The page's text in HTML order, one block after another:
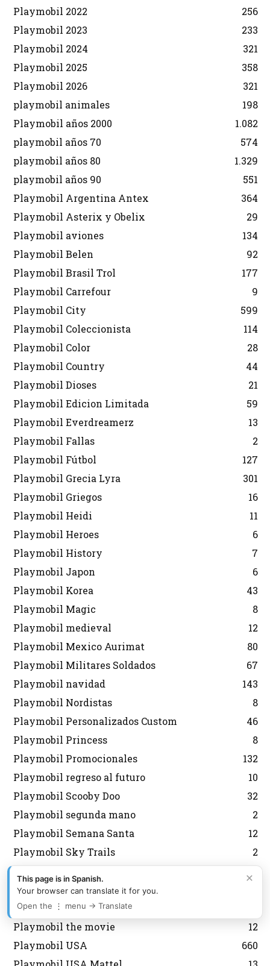
Playmobil 2022
256
Playmobil 2023
233
Playmobil 2024
321
Playmobil 2025
358
Playmobil 2026
321
playmobil animales
198
Playmobil años 2000
1.082
playmobil años 70
574
playmobil años 80
1.329
playmobil años 90
551
Playmobil Argentina Antex
364
Playmobil Asterix y Obelix
29
Playmobil aviones
134
Playmobil Belen
92
Playmobil Brasil Trol
177
Playmobil Carrefour
9
Playmobil City
599
Playmobil Coleccionista
114
Playmobil Color
28
Playmobil Country
44
Playmobil Dioses
21
Playmobil Edicion Limitada
59
Playmobil Everdreamerz
13
Playmobil Fallas
2
Playmobil Fútbol
127
Playmobil Grecia Lyra
301
Playmobil Griegos
16
Playmobil Heidi
11
Playmobil Heroes
6
Playmobil History
7
Playmobil Japon
6
Playmobil Korea
43
Playmobil Magic
8
Playmobil medieval
12
Playmobil Mexico Aurimat
80
Playmobil Militares Soldados
67
Playmobil navidad
143
Playmobil Nordistas
8
Playmobil Personalizados Custom
46
Playmobil Princess
8
Playmobil Promocionales
132
Playmobil regreso al futuro
10
Playmobil Scooby Doo
32
Playmobil segunda mano
2
Playmobil Semana Santa
12
Playmobil Sky Trails
2
Playmobil Special Plus
Playmobil Sudistas Confederados
Playmobil the movie
12
Playmobil USA
660
×
This page is in Spanish.
Your browser can translate it for you.
Open the ⋮ menu → Translate